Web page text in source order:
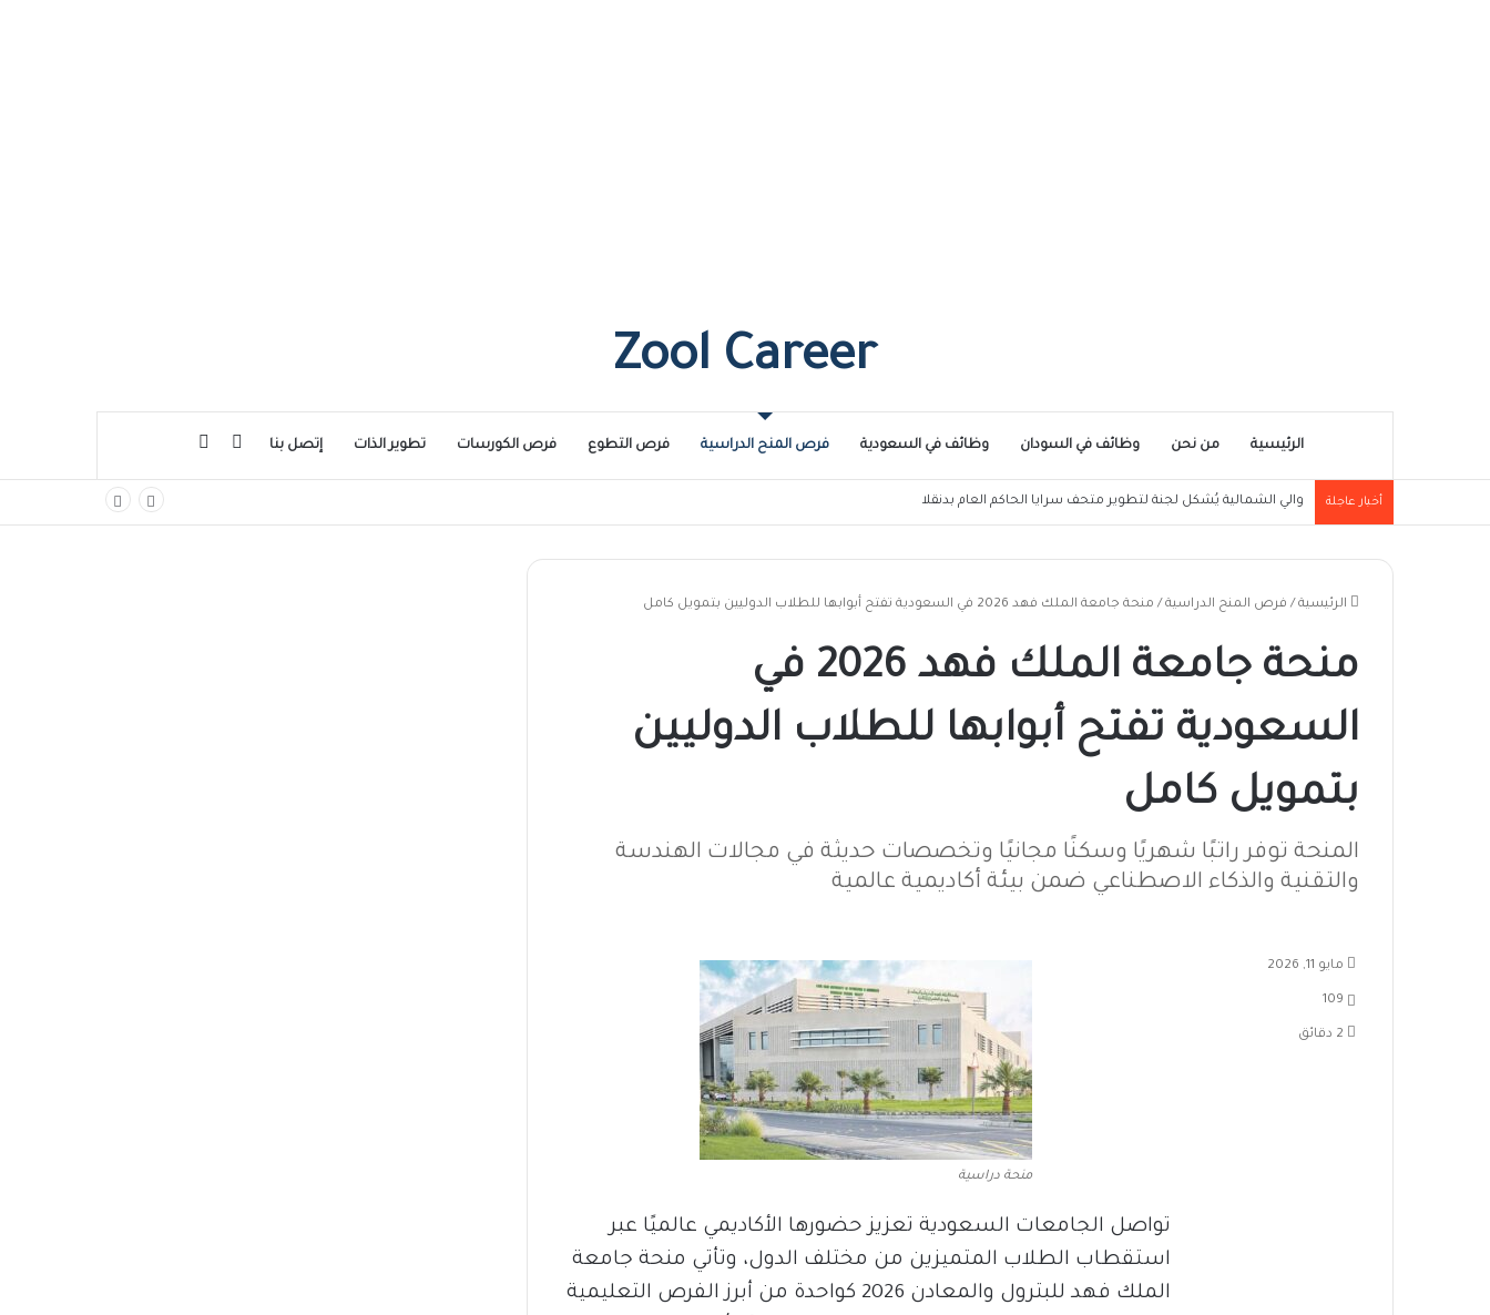
Zool Career
الرئيسية من نحن وظائف في السودان وظائف في السعودية فرص المنح الدراسية فرص التطوع فرص الكورسات تطوير الذات إتصل بنا إضافة عمود جانبي
أخبار عاجلة والي الشمالية يُشكل لجنة لتطوير متحف سرايا الحاكم العام بدنقلا
الرئيسية / فرص المنح الدراسية / منحة جامعة الملك فهد 2026 في السعودية تفتح أبوابها للطلاب الدوليين بتمويل كامل
منحة جامعة الملك فهد 2026 في
السعودية تفتح أبوابها للطلاب الدوليين
بتمويل كامل
المنحة توفر راتبًا شهريًا وسكنًا مجانيًا وتخصصات حديثة في مجالات الهندسة
والتقنية والذكاء الاصطناعي ضمن بيئة أكاديمية عالمية
منحة دراسية
تواصل الجامعات السعودية تعزيز حضورها الأكاديمي عالميًا عبر
استقطاب الطلاب المتميزين من مختلف الدول، وتأتي منحة جامعة
الملك فهد للبترول والمعادن 2026 كواحدة من أبرز الفرص التعليمية
مايو 11, 2026
109